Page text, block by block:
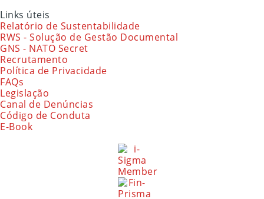
Links úteis
Relatório de Sustentabilidade
RWS - Solução de Gestão Documental
GNS - NATO Secret
Recrutamento
Política de Privacidade
FAQs
Legislação
Canal de Denúncias
Código de Conduta
E-Book